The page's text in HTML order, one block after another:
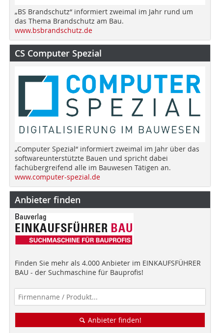
„BS Brandschutz“ informiert zweimal im Jahr rund um
das Thema Brandschutz am Bau.
www.bsbrandschutz.de
CS Computer Spezial
„Computer Spezial“ informiert zweimal im Jahr über das
softwareunterstützte Bauen und spricht dabei
fachübergreifend alle im Bauwesen Tätigen an.
www.computer-spezial.de
Anbieter finden
Finden Sie mehr als 4.000 Anbieter im EINKAUFSFÜHRER
BAU - der Suchmaschine für Bauprofis!
Anbieter finden!